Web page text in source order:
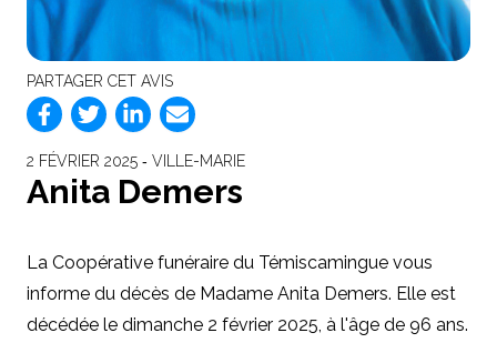
PARTAGER CET AVIS
2 FÉVRIER 2025 ‐ VILLE-MARIE
Anita Demers
La Coopérative funéraire du Témiscamingue vous
informe du décès de Madame Anita Demers. Elle est
décédée le dimanche 2 février 2025, à l'âge de 96 ans.